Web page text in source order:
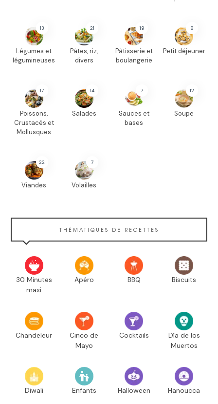
13
Légumes et
légumineuses
21
Pâtes, riz,
divers
19
Pâtisserie et
boulangerie
8
Petit déjeuner
17
Poissons,
Crustacés et
Mollusques
14
Salades
7
Sauces et
bases
12
Soupe
22
Viandes
7
Volailles
THÉMATIQUES DE RECETTES
30 Minutes
maxi
Apéro BBQ Biscuits
Chandeleur
Cinco de
Mayo
Cocktails
Día de los
Muertos
Diwali Enfants Halloween Hanoucca